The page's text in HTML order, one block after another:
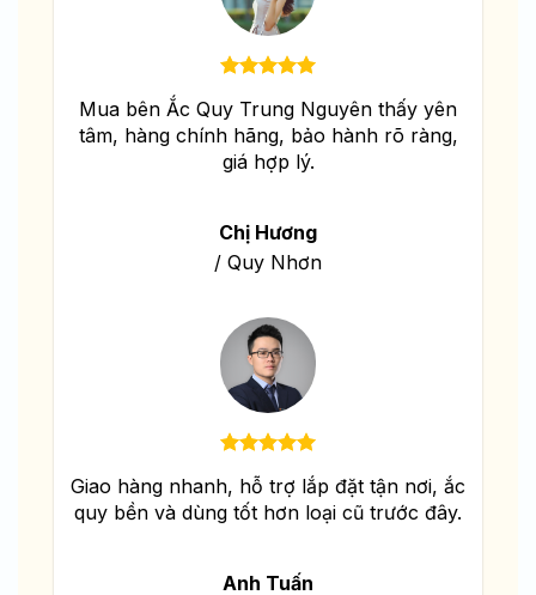
Mua bên Ắc Quy Trung Nguyên thấy yên
tâm, hàng chính hãng, bảo hành rõ ràng,
giá hợp lý.
Chị Hương
/ Quy Nhơn
Giao hàng nhanh, hỗ trợ lắp đặt tận nơi, ắc
quy bền và dùng tốt hơn loại cũ trước đây.
Anh Tuấn